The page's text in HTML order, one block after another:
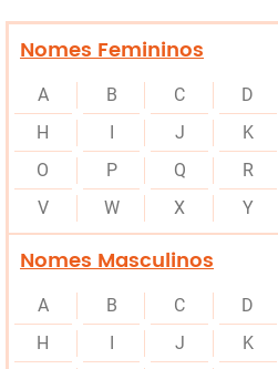
Nomes Femininos
A B C D
H
J K
O
P Q R
V
W X Y
Nomes Masculinos
A B C D
H
J K